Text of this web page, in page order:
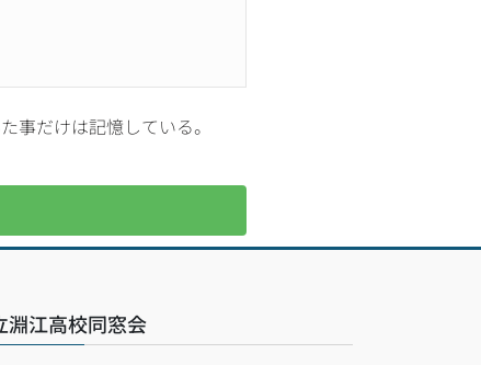
事だけは記憶している。
淵江高校同窓会